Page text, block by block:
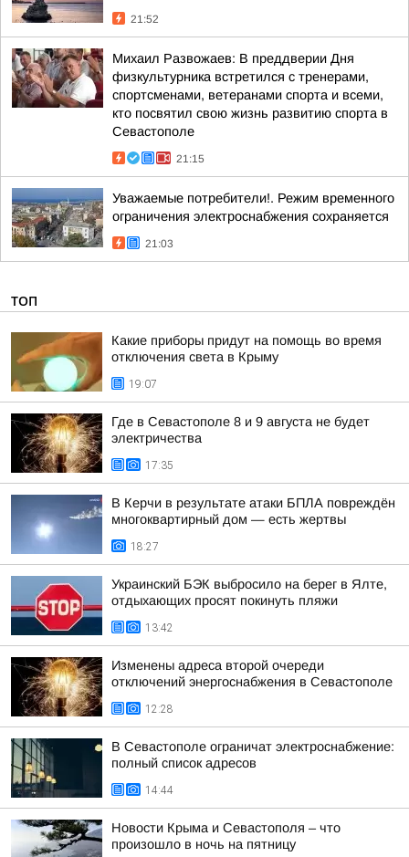
21:52
Михаил Развожаев: В преддверии Дня
физкультурника встретился с тренерами,
спортсменами, ветеранами спорта и всеми,
кто посвятил свою жизнь развитию спорта в
Севастополе
21:15
Уважаемые потребители!. Режим временного
ограничения электроснабжения сохраняется
21:03
ТОП
Какие приборы придут на помощь во время
отключения света в Крыму
19:07
Где в Севастополе 8 и 9 августа не будет
электричества
17:35
В Керчи в результате атаки БПЛА повреждён
многоквартирный дом — есть жертвы
18:27
Украинский БЭК выбросило на берег в Ялте,
отдыхающих просят покинуть пляжи
13:42
Изменены адреса второй очереди
отключений энергоснабжения в Севастополе
12:28
В Севастополе ограничат электроснабжение:
полный список адресов
14:44
Новости Крыма и Севастополя – что
произошло в ночь на пятницу